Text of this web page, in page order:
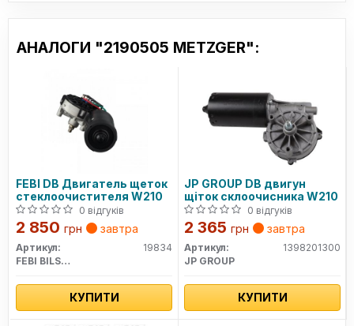
АНАЛОГИ "2190505 METZGER":
FEBI DB Двигатель щеток
стеклоочистителя W210
0 відгуків
2 850 грн завтра
Артикул:
19834
FEBI BILSTEIN
КУПИТИ
JP GROUP DB двигун
щіток склоочисника W210
0 відгуків
2 365 грн завтра
Артикул:
1398201300
JP GROUP
КУПИТИ